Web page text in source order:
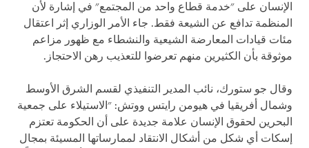
الإنسان على "خدمة قطاع واحد من المجتمع" في إشارة لأن
المنظمة تدافع عن الشيعة فقط. جاء الأمر الوزاري إثر اعتقال
مئات قيادات المعارضة الشيعية والنشطاء مع ظهور مزاعم
موثوقة بأن الكثيرين منهم تعرضوا للتعذيب رهن الاحتجاز.
وقال جو ستورك، نائب المدير التنفيذي لقسم الشرق الأوسط
وشمال أفريقيا في هيومن رايتس ووتش: "الاستيلاء على جمعية
البحرين لحقوق الإنسان علامة جديدة على أن الحكومة تعتزم
إسكات أي شكل من أشكال الانتقاد لممارساتها المسيئة بمجال